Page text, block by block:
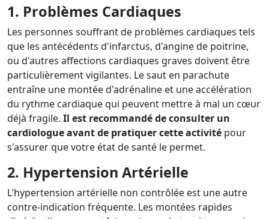
1. Problèmes Cardiaques
Les personnes souffrant de problèmes cardiaques tels
que les antécédents d'infarctus, d'angine de poitrine,
ou d'autres affections cardiaques graves doivent être
particulièrement vigilantes. Le saut en parachute
entraîne une montée d'adrénaline et une accélération
du rythme cardiaque qui peuvent mettre à mal un cœur
déjà fragile. Il est recommandé de consulter un
cardiologue avant de pratiquer cette activité pour
s'assurer que votre état de santé le permet.
2. Hypertension Artérielle
L'hypertension artérielle non contrôlée est une autre
contre-indication fréquente. Les montées rapides